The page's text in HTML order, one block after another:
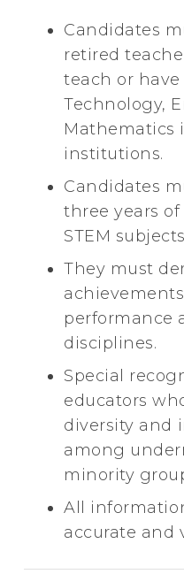
Candidates
retired
teach or
Technology,
Mathematics
institutions.
Candidates
three years
STEM
They must
performance
disciplines.
Special
educators
diversity and
among
minority
All
accurate and